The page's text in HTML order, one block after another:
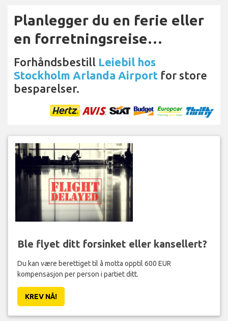
Planlegger du en ferie eller
en forretningsreise…
Forhåndsbestill Leiebil hos
Stockholm Arlanda Airport for store
besparelser.
Ble flyet ditt forsinket eller kansellert?
Du kan være berettiget til å motta opptil 600 EUR
kompensasjon per person i partiet ditt.
KREV NÅ!